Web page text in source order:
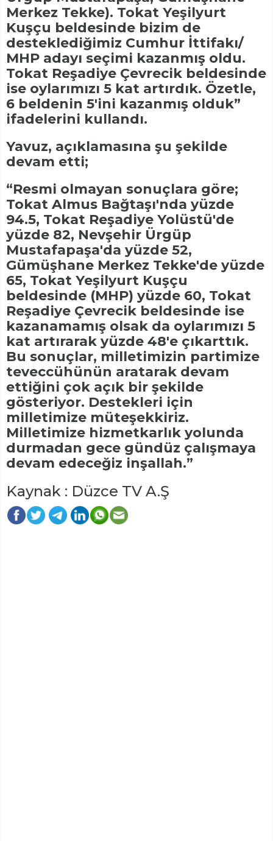
Merkez Tekke). Tokat Yeşilyurt
Kuşçu beldesinde bizim de
desteklediğimiz Cumhur İttifakı/
MHP adayı seçimi kazanmış oldu.
Tokat Reşadiye Çevrecik beldesinde
ise oylarımızı 5 kat artırdık. Özetle,
6 beldenin 5'ini kazanmış olduk”
ifadelerini kullandı.
Yavuz, açıklamasına şu şekilde
devam etti;
“Resmi olmayan sonuçlara göre;
Tokat Almus Bağtaşı'nda yüzde
94.5, Tokat Reşadiye Yolüstü'de
yüzde 82, Nevşehir Ürgüp
Mustafapaşa'da yüzde 52,
Gümüşhane Merkez Tekke'de yüzde
65, Tokat Yeşilyurt Kuşçu
beldesinde (MHP) yüzde 60, Tokat
Reşadiye Çevrecik beldesinde ise
kazanamamış olsak da oylarımızı 5
kat artırarak yüzde 48'e çıkarttık.
Bu sonuçlar, milletimizin partimize
teveccühünün aratarak devam
ettiğini çok açık bir şekilde
gösteriyor. Destekleri için
milletimize müteşekkiriz.
Milletimize hizmetkarlık yolunda
durmadan gece gündüz çalışmaya
devam edeceğiz inşallah.”
Kaynak : Düzce TV A.Ş